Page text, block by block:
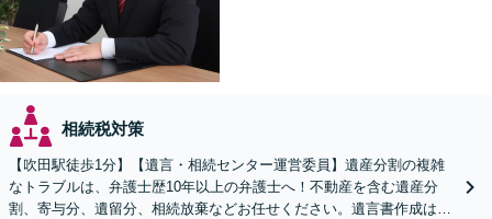
相続税対策
【吹田駅徒歩1分】【遺言・相続センター運営委員】遺産分割の複雑
なトラブルは、弁護士歴10年以上の弁護士へ！不動産を含む遺産分
割、寄与分、遺留分、相続放棄などお任せください。遺言書作成は自